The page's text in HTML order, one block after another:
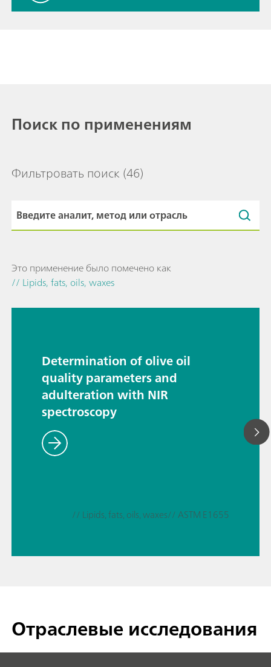
Поиск по применениям
Фильтровать поиск (46)
Это применение было помечено как
// Lipids, fats, oils, waxes
Determination of olive oil
quality parameters and
adulteration with NIR
spectroscopy
// Lipids, fats, oils, waxes// ASTM E1655
Отраслевые исследования